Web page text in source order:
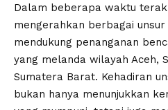
Dalam beberapa waktu
mengerahkan berbagai
mendukung penanganan
yang melanda wilayah Aceh,
Sumatera Barat. Kehadiran
bukan hanya menunjukkan